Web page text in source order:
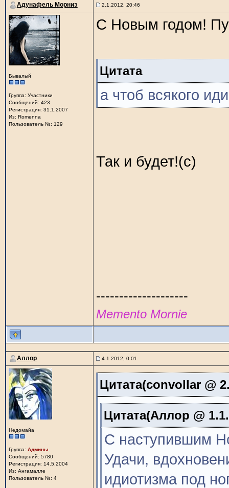
Адунафель Морниэ 2.1.2012, 20:46
Бывалый
Группа: Участники
Сообщений: 423
Регистрация: 31.1.2007
Из: Romenna
Пользователь №: 129
С Новым годом!
Цитата
а чтоб всякого
Так и будет!(с)
--------------------
Memento Mornie
Аллор 4.1.2012, 0:01
Недомайа
Группа: Админы
Сообщений: 5780
Регистрация: 14.5.2004
Из: Ангамалле
Пользователь №: 4
Цитата(convollar @
Цитата(Аллор @
С наступившим
Удачи,
идиотизма под